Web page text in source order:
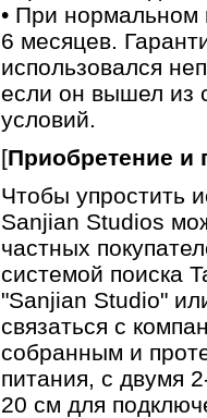
• При нормальном
6 месяцев.
использовался
если он вышел из
условий.
[Приобретение и
Чтобы упростить
Sanjian Studios
частных
системой поиска
"Sanjian Studio"
связаться с
собранным и
питания, с двумя
20 см для
его части, если смотреть на
переходное отверстие печатной
4
. Надежность переключения
каналов срабатывает не всегда
лучше всего вручную выбрать
отображаться. В этом случае
цифра сотен.